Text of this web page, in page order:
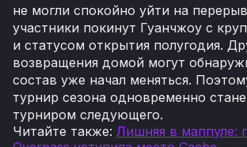
не могли спокойно уйти на
участники покинут Гуанчжоу с
и статусом открытия полугодия.
возвращения домой могут
состав уже начал меняться.
турнир сезона одновременно
турниром следующего.
Читайте также: Лишняя в маппуле: